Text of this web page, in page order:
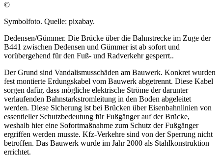
©
Symbolfoto. Quelle: pixabay.
Dedensen/Gümmer. Die Brücke über die Bahnstrecke im Zuge der
B441 zwischen Dedensen und Gümmer ist ab sofort und
vorübergehend für den Fuß- und Radverkehr gesperrt..
Der Grund sind Vandalismusschäden am Bauwerk. Konkret wurden
fest montierte Erdungskabel vom Bauwerk abgetrennt. Diese Kabel
sorgen dafür, dass mögliche elektrische Ströme der darunter
verlaufenden Bahnstarkstromleitung in den Boden abgeleitet
werden. Diese Sicherung ist bei Brücken über Eisenbahnlinien von
essentieller Schutzbedeutung für Fußgänger auf der Brücke,
weshalb hier eine Sofortmaßnahme zum Schutz der Fußgänger
ergriffen werden musste. Kfz-Verkehre sind von der Sperrung nicht
betroffen. Das Bauwerk wurde im Jahr 2000 als Stahlkonstruktion
errichtet.